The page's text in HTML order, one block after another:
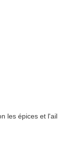
les épices et l'ail